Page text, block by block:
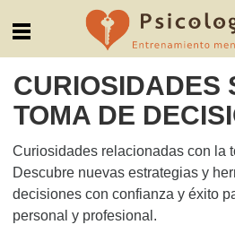
CURIOSIDADES
TOMA DE
Curiosidades relacionadas con la
Descubre nuevas estrategias y
decisiones con confianza y éxito
personal y profesional.